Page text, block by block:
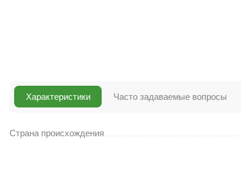
Характеристики
Страна происхождения
Часто задаваемые вопросы